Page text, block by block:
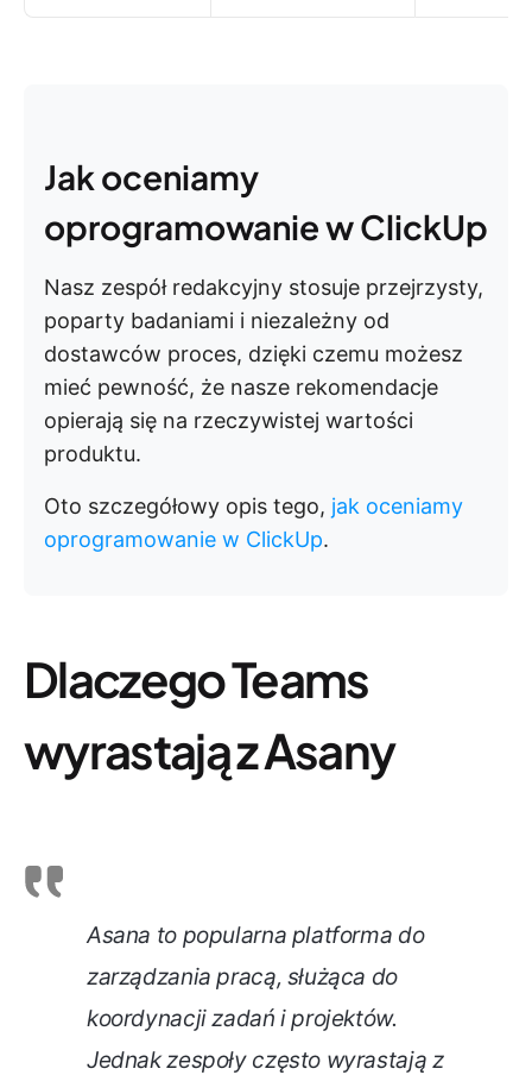
Jak oceniamy
oprogramowanie w ClickUp
Nasz zespół redakcyjny stosuje przejrzysty,
poparty badaniami i niezależny od
dostawców proces, dzięki czemu możesz
mieć pewność, że nasze rekomendacje
opierają się na rzeczywistej wartości
produktu.
Oto szczegółowy opis tego, jak oceniamy
oprogramowanie w ClickUp.
Dlaczego Teams
wyrastają z Asany
Asana to popularna platforma do
zarządzania pracą, służąca do
koordynacji zadań i projektów.
Jednak zespoły często wyrastają z